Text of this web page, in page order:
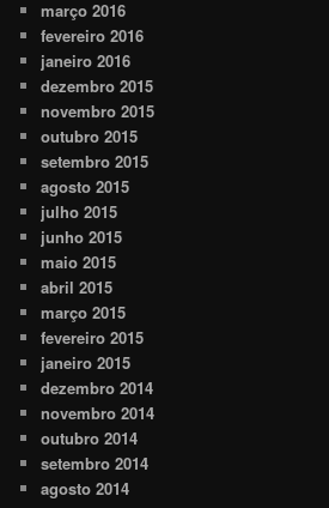
março 2016
fevereiro 2016
janeiro 2016
dezembro 2015
novembro 2015
outubro 2015
setembro 2015
agosto 2015
julho 2015
junho 2015
maio 2015
abril 2015
março 2015
fevereiro 2015
janeiro 2015
dezembro 2014
novembro 2014
outubro 2014
setembro 2014
agosto 2014